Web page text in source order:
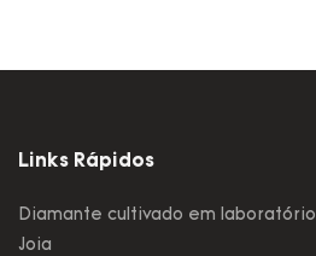
Links Rápidos
Diamante cultivado em laboratório
Joia